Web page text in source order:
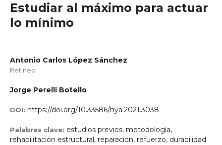
Estudiar al máximo para actuar
lo mínimo
Antonio Carlos López Sánchez
Retineo
Jorge Perelli Botello
DOI: https://doi.org/10.33586/hya.2021.3038
Palabras clave: estudios previos, metodología,
rehabilitación estructural, reparación, refuerzo, durabilidad